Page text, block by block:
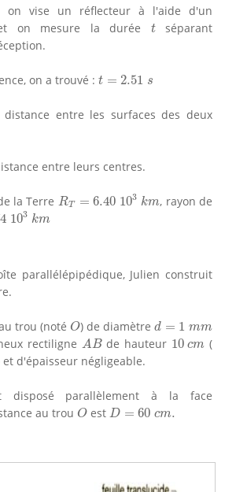
on vise un réflecteur à l'aide d'un
on mesure la durée
t
tséparant
on a trouvé : t = 2.51 s
t 2.51s
entre les surfaces des deux
entre leurs centres.
la Terre RT = 6.40 103 km
RT 6.40103k m
, rayon de
103 km
103km
parallélépipédique, Julien construit
trou (noté O
O) de diamètre d = 1 mm
d mm
rectiligne AB
A B de hauteur 10 cm
10 cm (
et d'épaisseur négligeable.
disposé parallèlement à la face
au trou O
O est D = 60 cm.
D= 60cm.